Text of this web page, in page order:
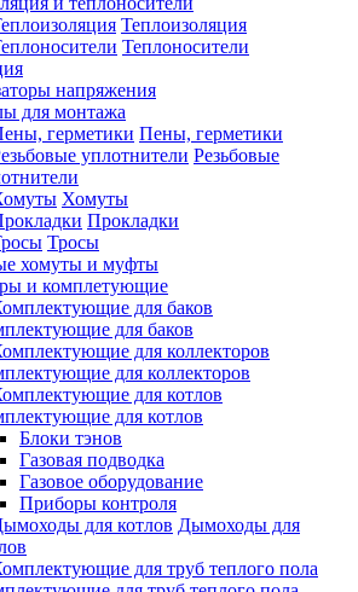
Теплоизоляция
Теплоносители
напряжения
для монтажа
Пены, герметики
Резьбовые
Хомуты
Прокладки
Тросы
хомуты и муфты
и комплетующие
для баков
для коллекторов
для котлов
Блоки тэнов
Газовая подводка
Газовое оборудование
Приборы контроля
Дымоходы для